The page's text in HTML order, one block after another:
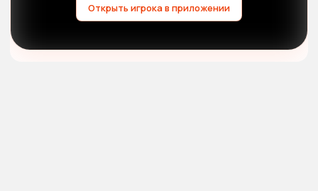
Открыть игрока в приложении